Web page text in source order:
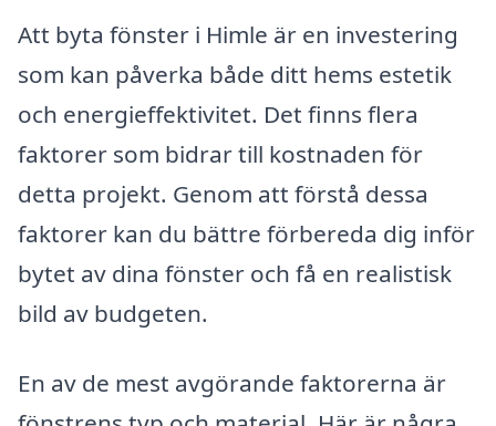
Att byta fönster i Himle är en investering
som kan påverka både ditt hems estetik
och energieffektivitet. Det finns flera
faktorer som bidrar till kostnaden för
detta projekt. Genom att förstå dessa
faktorer kan du bättre förbereda dig inför
bytet av dina fönster och få en realistisk
bild av budgeten.
En av de mest avgörande faktorerna är